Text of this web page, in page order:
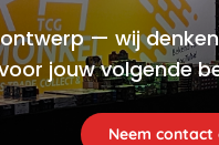
— wij
jouw volgende
Neem contact